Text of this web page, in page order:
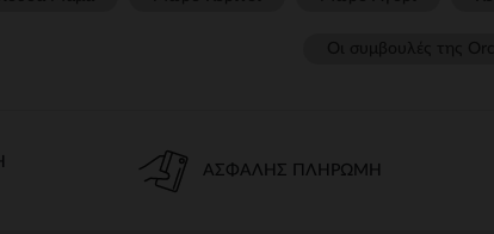
ΑΣΦΑΛΉΣ ΠΛΗΡΩΜΉ